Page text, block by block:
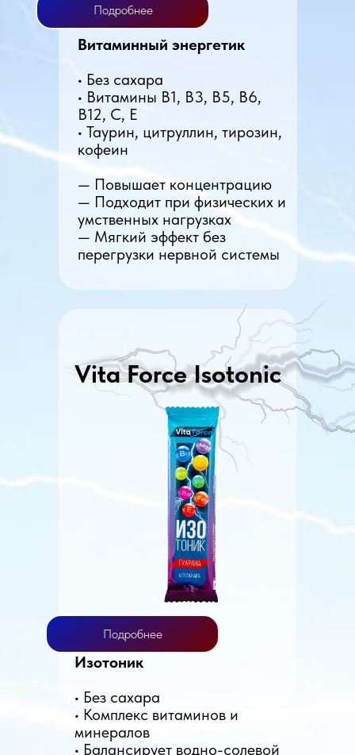
Витаминный энергетик
• Без сахара
• Витамины B1, B3, B5, B6,
B12, C, E
• Таурин, цитруллин, тирозин,
кофеин
— Повышает концентрацию
— Подходит при физических и
умственных нагрузках
— Мягкий эффект без
перегрузки нервной системы
Подробнее
Vita Force Isotonic
Изотоник
• Без сахара
• Комплекс витаминов и
минералов
• Балансирует водно-солевой
Подробнее